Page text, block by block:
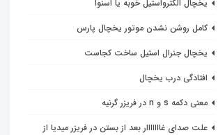
یخچال الکترواستیل خوبه یا اسنوا
کامل روشن نشدن موتور یخچال پارس
یخچال جنرال استیل ساخت کجاست
افتادگی درب یخچال
معنی دکمه s و n در فریزر گرنیه
علت صدای غااااااار بعد از بستن در فریزر میدیا از